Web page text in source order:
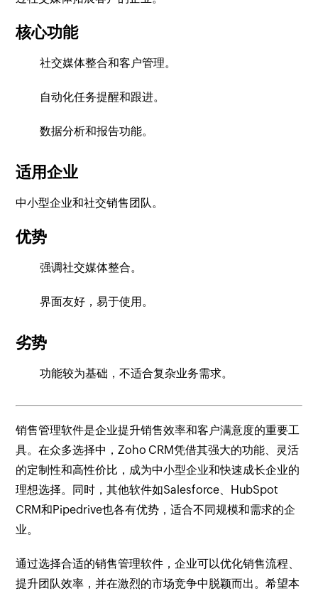
核心功能
社交媒体整合和客户管理。
自动化任务提醒和跟进。
数据分析和报告功能。
适用企业
中小型企业和社交销售团队。
优势
强调社交媒体整合。
界面友好，易于使用。
劣势
功能较为基础，不适合复杂业务需求。
销售管理软件是企业提升销售效率和客户满意度的重要工
具。在众多选择中，Zoho CRM凭借其强大的功能、灵活
的定制性和高性价比，成为中小型企业和快速成长企业的
理想选择。同时，其他软件如Salesforce、HubSpot
CRM和Pipedrive也各有优势，适合不同规模和需求的企
业。
通过选择合适的销售管理软件，企业可以优化销售流程、
提升团队效率，并在激烈的市场竞争中脱颖而出。希望本